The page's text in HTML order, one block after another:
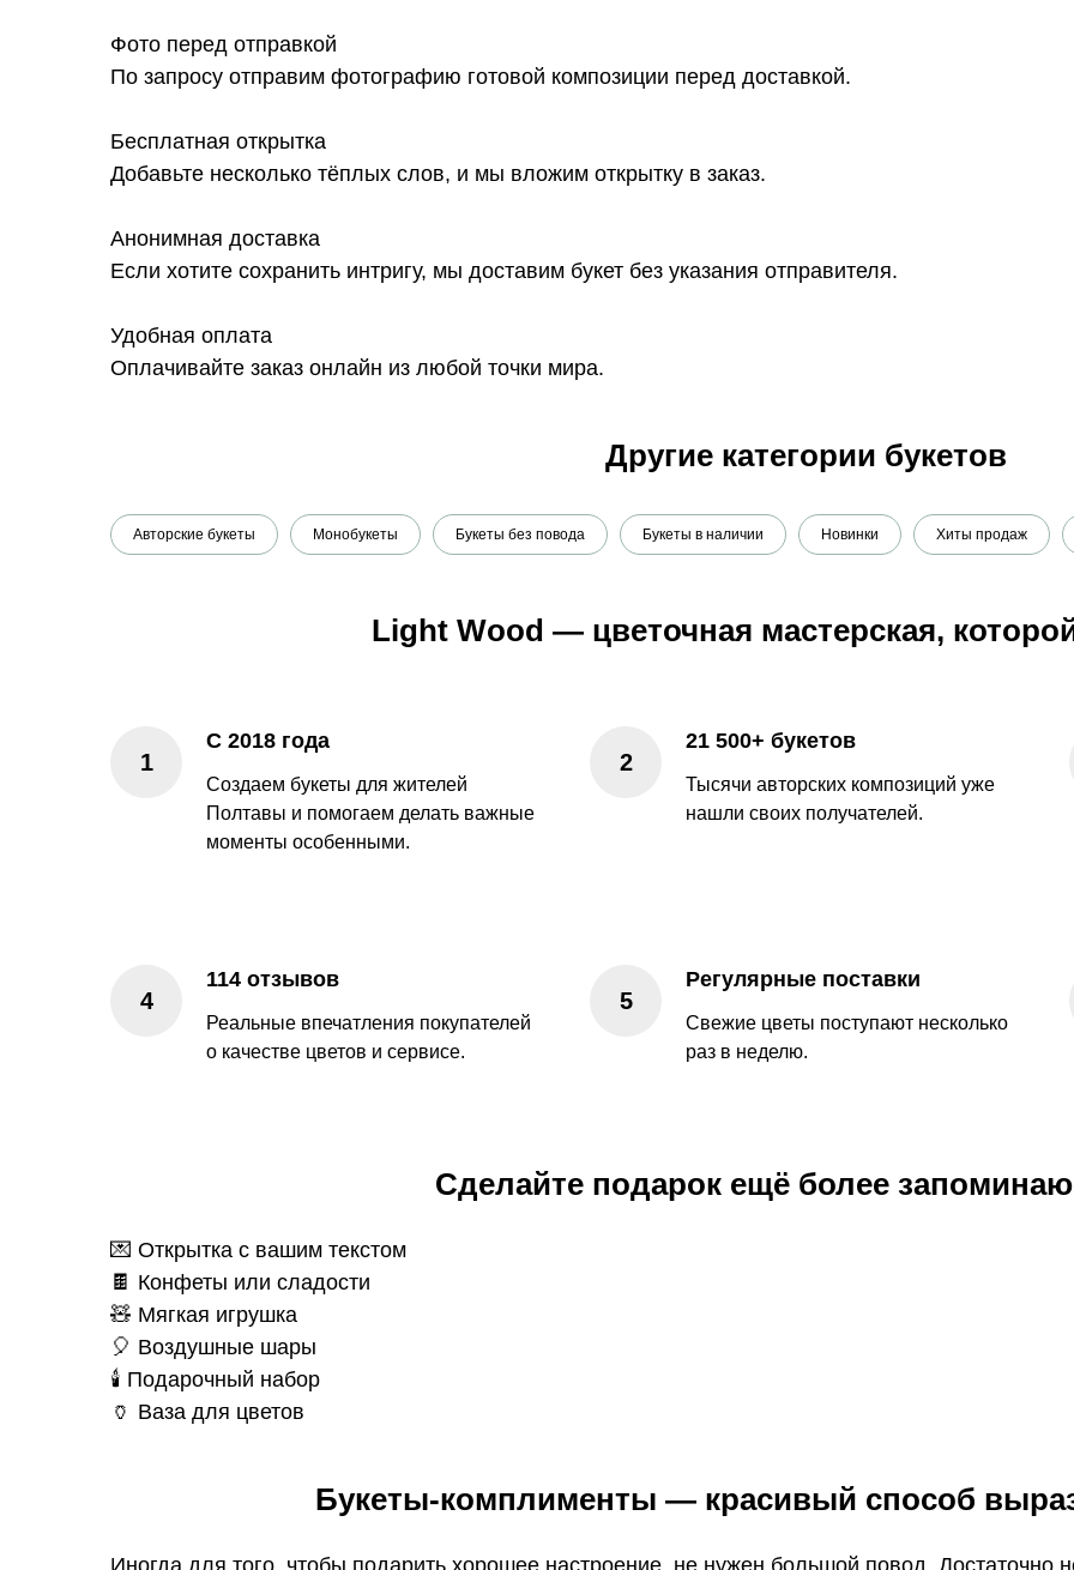
Фото перед отправкой
По запросу отправим фотографию готовой композиции перед доставкой.
Бесплатная открытка
Добавьте несколько тёплых слов, и мы вложим открытку в заказ.
Анонимная доставка
Если хотите сохранить интригу, мы доставим букет без указания отправителя.
Удобная оплата
Оплачивайте заказ онлайн из любой точки мира.
Другие категории букетов
Авторские букеты Монобукеты Букеты без повода Букеты в наличии Новинки Хиты продаж
Light Wood — цветочная мастерская,
С 2018 года
Создаем букеты для жителей
Полтавы и помогаем делать важные
моменты особенными.
21 500+ букетов
Тысячи авторских композиций уже
нашли своих получателей.
114 отзывов
Реальные впечатления покупателей
о качестве цветов и сервисе.
Регулярные поставки
Свежие цветы поступают несколько
раз в неделю.
Сделайте подарок ещё более
💌 Открытка с вашим текстом
🍫 Конфеты или сладости
🧸 Мягкая игрушка
🎈 Воздушные шары
🕯️ Подарочный набор
🏺 Ваза для цветов
Букеты-комплименты — красивый способ
Иногда для того, чтобы подарить хорошее настроение, не нужен большой повод. Достаточно